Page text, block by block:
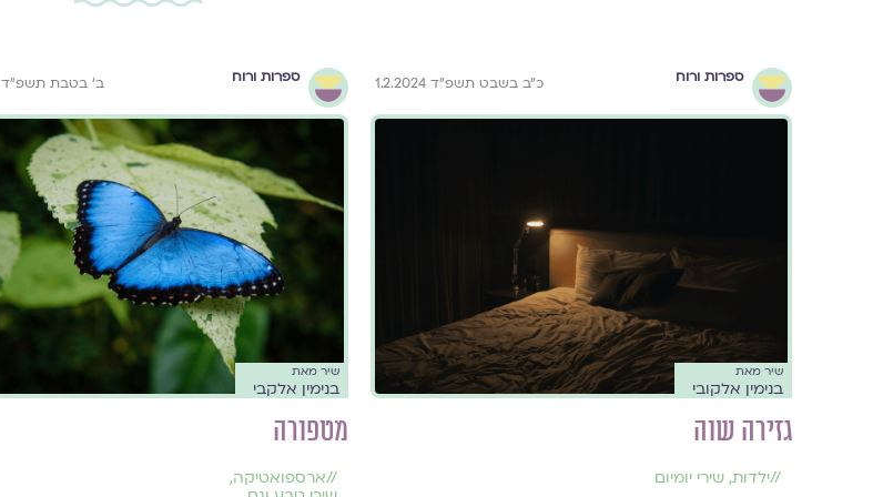
ספרות ורוח כ״ב בשבט תשפ״ד 1.2.2024
שיר מאת
בנימין אלקובי
גזירה שוה
//ילדוּת, שירי יומיום
ספרות ורוח ב׳ בטבת תשפ״ד 14.12.2023
שיר מאת
בנימין אלקבי
מטפורה
//ארספואטיקה,